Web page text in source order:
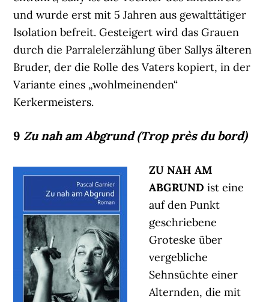
und wurde erst mit 5 Jahren aus gewalttätiger
Isolation befreit. Gesteigert wird das Grauen
durch die Parralelerzählung über Sallys älteren
Bruder, der die Rolle des Vaters kopiert, in der
Variante eines „wohlmeinenden“
Kerkermeisters.
9 Zu nah am Abgrund (Trop près du bord)
ZU NAH AM
ABGRUND ist eine
auf den Punkt
geschriebene
Groteske über
vergebliche
Sehnsüchte einer
Alternden, die mit